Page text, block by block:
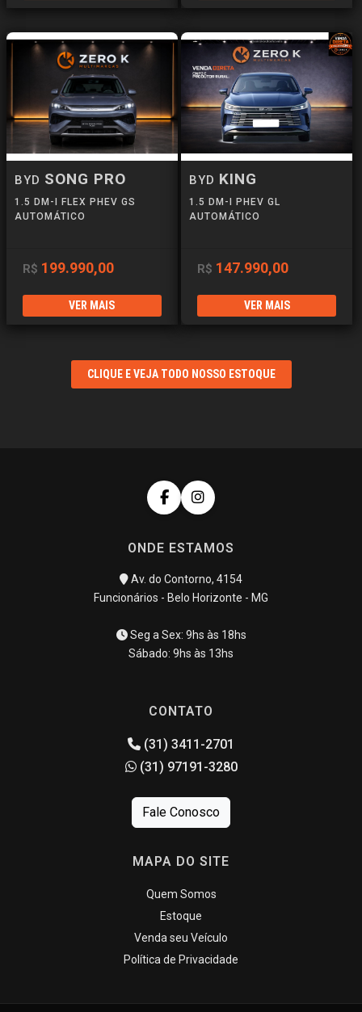
BYD SONG PRO
1.5 DM-I FLEX PHEV GS
AUTOMÁTICO
R$ 199.990,00
VER MAIS
BYD KING
1.5 DM-I PHEV GL
AUTOMÁTICO
R$ 147.990,00
VER MAIS
CLIQUE E VEJA TODO NOSSO ESTOQUE
ONDE ESTAMOS
Av. do Contorno, 4154
Funcionários - Belo Horizonte - MG
Seg a Sex: 9hs às 18hs
Sábado: 9hs às 13hs
CONTATO
(31) 3411-2701
(31) 97191-3280
Fale Conosco
MAPA DO SITE
Quem Somos
Estoque
Venda seu Veículo
Política de Privacidade